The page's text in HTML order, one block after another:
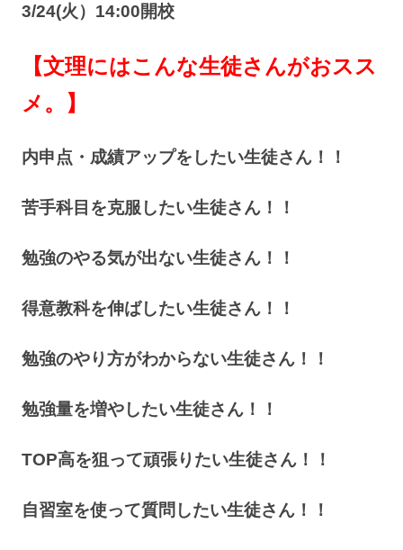
3/24(火）14:00開校
【文理にはこんな生徒さんがおスス
メ。】
内申点・成績アップをしたい生徒さん！！
苦手科目を克服したい生徒さん！！
勉強のやる気が出ない生徒さん！！
得意教科を伸ばしたい生徒さん！！
勉強のやり方がわからない生徒さん！！
勉強量を増やしたい生徒さん！！
TOP高を狙って頑張りたい生徒さん！！
自習室を使って質問したい生徒さん！！